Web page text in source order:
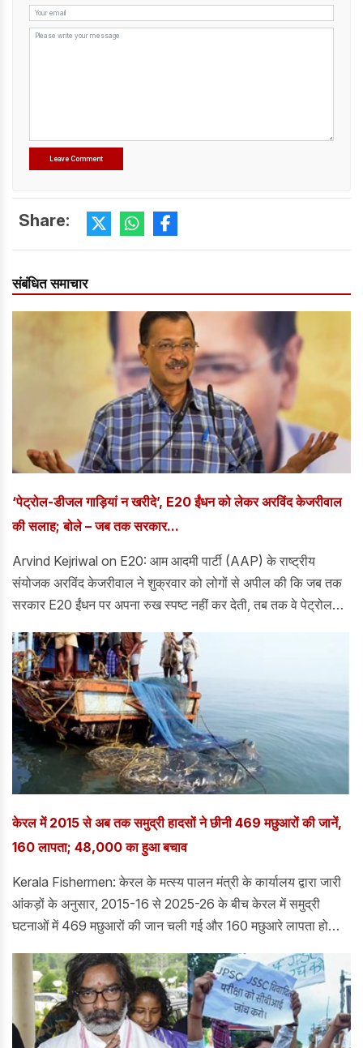
Share:
संबंधित समाचार
‘पेट्रोल-डीजल गाड़ियां न खरीदे’, E20 ईंधन को लेकर अरविंद केजरीवाल
की सलाह; बोले – जब तक सरकार...
Arvind Kejriwal on E20: आम आदमी पार्टी (AAP) के राष्ट्रीय
संयोजक अरविंद केजरीवाल ने शुक्रवार को लोगों से अपील की कि जब तक
सरकार E20 ईंधन पर अपना रुख स्पष्ट नहीं कर देती, तब तक वे पेट्रोल
केरल में 2015 से अब तक समुद्री हादसों ने छीनी 469 मछुआरों की जानें,
160 लापता; 48,000 का हुआ बचाव
Kerala Fishermen: केरल के मत्स्य पालन मंत्री के कार्यालय द्वारा जारी
आंकड़ों के अनुसार, 2015-16 से 2025-26 के बीच केरल में समुद्री
घटनाओं में 469 मछुआरों की जान चली गई और 160 मछुआरे लापता हो